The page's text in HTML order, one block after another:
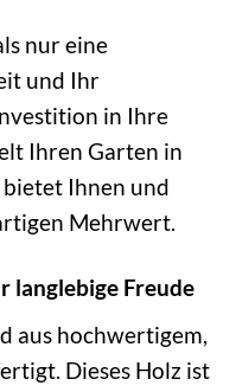
nur eine
und Ihr
in Ihre
Ihren Garten in
Ihnen und
Mehrwert.
langlebige Freude
aus hochwertigem,
Dieses Holz ist